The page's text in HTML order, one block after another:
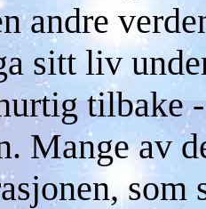
andre
sitt liv
tilbake
Mange av
som